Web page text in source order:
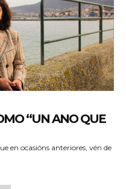
“UN ANO QUE
en ocasións anteriores, vén de